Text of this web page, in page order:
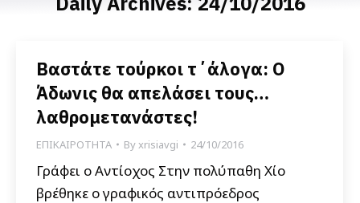
Βαστάτε τούρκοι τ΄άλογα: Ο
Άδωνις θα απελάσει τους…
λαθρομετανάστες!
ΕΠΙΚΑΙΡΟΤΗΤΑ Byxrisiavgi 24/10/2016
Γράφει ο Αντίοχος Στην πολύπαθη Χίο
βρέθηκε ο γραφικός αντιπρόεδρος